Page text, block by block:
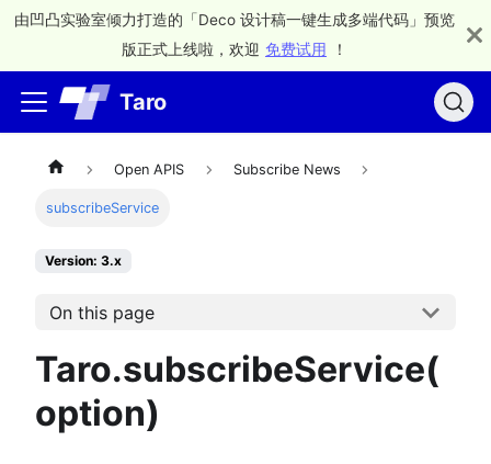
由凹凸实验室倾力打造的「Deco 设计稿一键生成多端代码」预览
版正式上线啦，欢迎 免费试用 ！
Taro
Open APIS Subscribe News
subscribeService
Version: 3.x
On this page
Taro.subscribeService(
option)